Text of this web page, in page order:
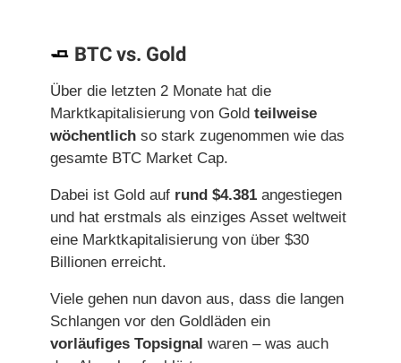
🧈 BTC vs. Gold
Über die letzten 2 Monate hat die
Marktkapitalisierung von Gold teilweise
wöchentlich so stark zugenommen wie das
gesamte BTC Market Cap.
Dabei ist Gold auf rund $4.381 angestiegen
und hat erstmals als einziges Asset weltweit
eine Marktkapitalisierung von über $30
Billionen erreicht.
Viele gehen nun davon aus, dass die langen
Schlangen vor den Goldläden ein
vorläufiges Topsignal waren – was auch